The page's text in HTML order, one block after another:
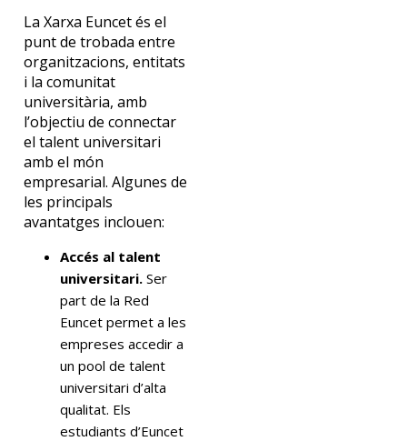
La Xarxa Euncet és el
punt de trobada entre
organitzacions, entitats
i la comunitat
universitària, amb
l’objectiu de connectar
el talent universitari
amb el món
empresarial. Algunes de
les principals
avantatges inclouen:
Accés al talent
universitari.Ser
part de la Red
Euncet permet a les
empreses accedir a
un pool de talent
universitari d’alta
qualitat. Els
estudiants d’Euncet